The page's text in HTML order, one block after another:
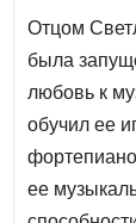
Отцом
была
любовь к
обучил ее
ее